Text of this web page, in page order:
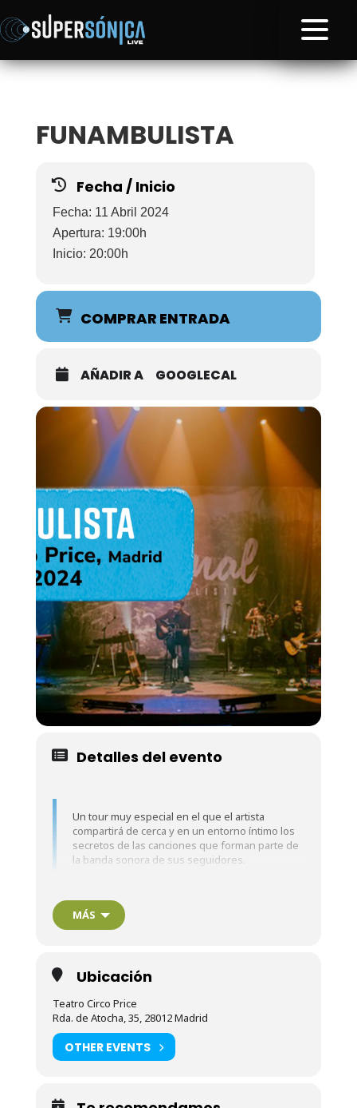
FUNAMBULISTA
Fecha / Inicio
Fecha: 11 Abril 2024
Apertura: 19:00h
Inicio: 20:00h
COMPRAR ENTRADA
AÑADIR A GOOGLECAL
Detalles del evento
Un tour muy especial en el que el artista
compartirá de cerca y en un entorno íntimo los
secretos de las canciones que forman parte de
la banda sonora de sus seguidores.
En este espectáculo Diego narra el porqué de
cada canción, haciendo participe al público de
las motivaciones que le llevaron a escribir cada
momento de compartir esa intimidad que sólo
MÁS
Ubicación
Teatro Circo Price
Rda. de Atocha, 35, 28012 Madrid
OTHER EVENTS